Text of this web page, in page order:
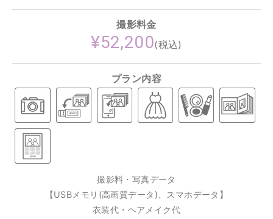
撮影料金
¥52,200(税込)
プラン内容
撮影料・写真データ
【USBメモリ(高画質データ)、スマホデータ】
衣装代・ヘアメイク代